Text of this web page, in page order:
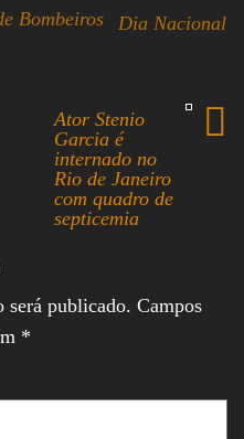
ail re
Bombeiros
Dia Nacional
Ator Stenio
Garcia é
internado no
Rio de Janeiro
com quadro de
septicemia
será publicado. Campos
*